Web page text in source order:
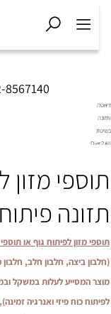
8567140
Diet2All:
לפגישת
מזון
מזון לפיתוח גוף או תוספי
ביצה, חלבון חלב, חלבון מי
המסייע לעלות במשקל
כוח פיזי ואנרגיה